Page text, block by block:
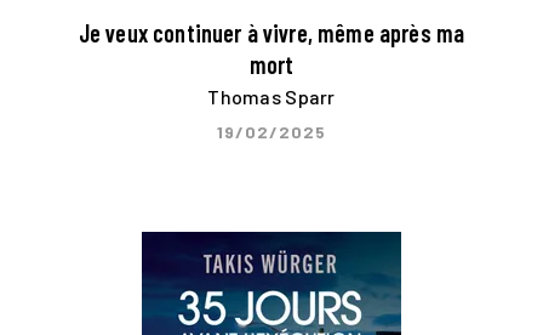
Je veux continuer à vivre, même après ma
mort
Thomas Sparr
19/02/2025